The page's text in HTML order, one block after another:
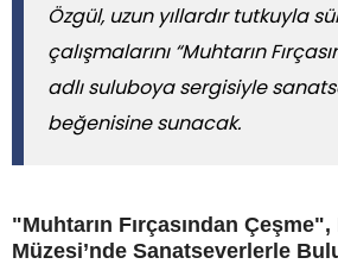
Özgül, uzun yıllardır tutkuyla
çalışmalarını “Muhtarın
adlı suluboya sergisiyle
beğenisine sunacak.
"Muhtarın Fırçasından
Müzesi’nde Sanatseverlerle